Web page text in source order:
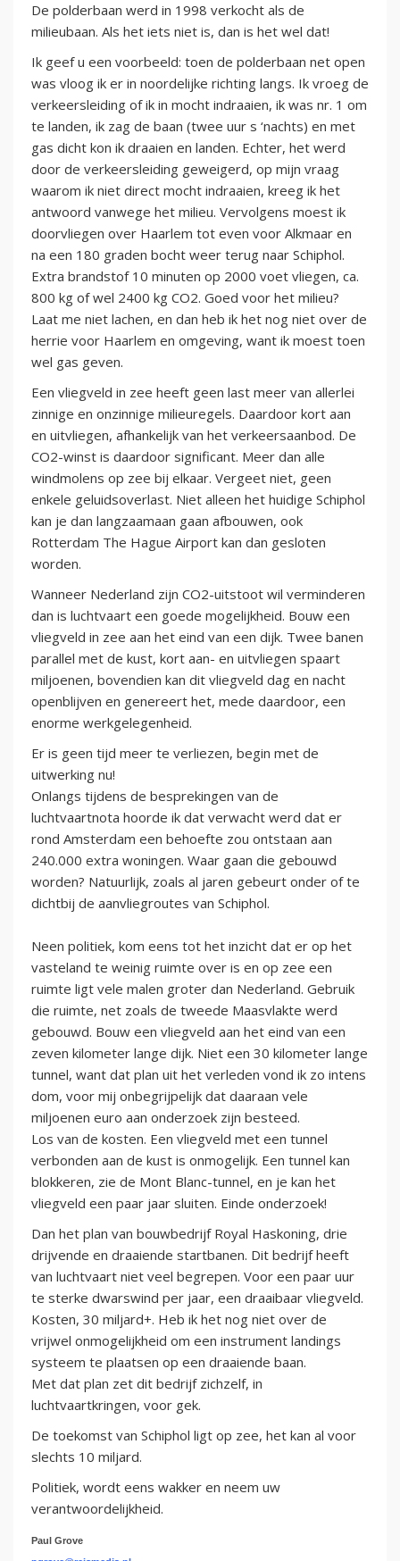
De polderbaan werd in 1998 verkocht als de
milieubaan. Als het iets niet is, dan is het wel dat!
Ik geef u een voorbeeld: toen de polderbaan net open
was vloog ik er in noordelijke richting langs. Ik vroeg de
verkeersleiding of ik in mocht indraaien, ik was nr. 1 om
te landen, ik zag de baan (twee uur s ‘nachts) en met
gas dicht kon ik draaien en landen. Echter, het werd
door de verkeersleiding geweigerd, op mijn vraag
waarom ik niet direct mocht indraaien, kreeg ik het
antwoord vanwege het milieu. Vervolgens moest ik
doorvliegen over Haarlem tot even voor Alkmaar en
na een 180 graden bocht weer terug naar Schiphol.
Extra brandstof 10 minuten op 2000 voet vliegen, ca.
800 kg of wel 2400 kg CO2. Goed voor het milieu?
Laat me niet lachen, en dan heb ik het nog niet over de
herrie voor Haarlem en omgeving, want ik moest toen
wel gas geven.
Een vliegveld in zee heeft geen last meer van allerlei
zinnige en onzinnige milieuregels. Daardoor kort aan
en uitvliegen, afhankelijk van het verkeersaanbod. De
CO2-winst is daardoor significant. Meer dan alle
windmolens op zee bij elkaar. Vergeet niet, geen
enkele geluidsoverlast. Niet alleen het huidige Schiphol
kan je dan langzaamaan gaan afbouwen, ook
Rotterdam The Hague Airport kan dan gesloten
worden.
Wanneer Nederland zijn CO2-uitstoot wil verminderen
dan is luchtvaart een goede mogelijkheid. Bouw een
vliegveld in zee aan het eind van een dijk. Twee banen
parallel met de kust, kort aan- en uitvliegen spaart
miljoenen, bovendien kan dit vliegveld dag en nacht
openblijven en genereert het, mede daardoor, een
enorme werkgelegenheid.
Er is geen tijd meer te verliezen, begin met de
uitwerking nu!
Onlangs tijdens de besprekingen van de
luchtvaartnota hoorde ik dat verwacht werd dat er
rond Amsterdam een behoefte zou ontstaan aan
240.000 extra woningen. Waar gaan die gebouwd
worden? Natuurlijk, zoals al jaren gebeurt onder of te
dichtbij de aanvliegroutes van Schiphol.
Neen politiek, kom eens tot het inzicht dat er op het
vasteland te weinig ruimte over is en op zee een
ruimte ligt vele malen groter dan Nederland. Gebruik
die ruimte, net zoals de tweede Maasvlakte werd
gebouwd. Bouw een vliegveld aan het eind van een
zeven kilometer lange dijk. Niet een 30 kilometer lange
tunnel, want dat plan uit het verleden vond ik zo intens
dom, voor mij onbegrijpelijk dat daaraan vele
miljoenen euro aan onderzoek zijn besteed.
Los van de kosten. Een vliegveld met een tunnel
verbonden aan de kust is onmogelijk. Een tunnel kan
blokkeren, zie de Mont Blanc-tunnel, en je kan het
vliegveld een paar jaar sluiten. Einde onderzoek!
Dan het plan van bouwbedrijf Royal Haskoning, drie
drijvende en draaiende startbanen. Dit bedrijf heeft
van luchtvaart niet veel begrepen. Voor een paar uur
te sterke dwarswind per jaar, een draaibaar vliegveld.
Kosten, 30 miljard+. Heb ik het nog niet over de
vrijwel onmogelijkheid om een instrument landings
systeem te plaatsen op een draaiende baan.
Met dat plan zet dit bedrijf zichzelf, in
luchtvaartkringen, voor gek.
De toekomst van Schiphol ligt op zee, het kan al voor
slechts 10 miljard.
Politiek, wordt eens wakker en neem uw
verantwoordelijkheid.
Paul Grove